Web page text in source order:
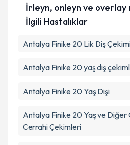
İnleyn, onleyn ve
İlgili Hastalıklar
Antalya Finike 20 Lik Diş Çekimi
Antalya Finike 20 yaş diş
Antalya Finike 20 Yaş Dişi
Antalya Finike 20 Yaş ve Diğer
Cerrahi Çekimleri